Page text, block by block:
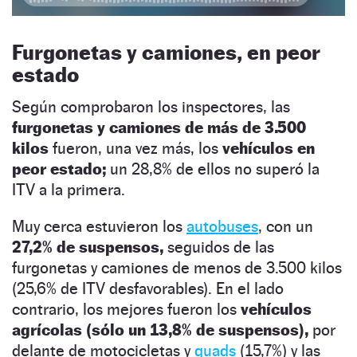
Furgonetas y camiones, en peor
estado
Según comprobaron los inspectores, las
furgonetas y camiones de más de 3.500
kilos fueron, una vez más, los vehículos en
peor estado; un 28,8% de ellos no superó la
ITV a la primera.
Muy cerca estuvieron los autobuses, con un
27,2% de suspensos, seguidos de las
furgonetas y camiones de menos de 3.500 kilos
(25,6% de ITV desfavorables). En el lado
contrario, los mejores fueron los vehículos
agrícolas (sólo un 13,8% de suspensos), por
delante de motocicletas yquads (15,7%) y las